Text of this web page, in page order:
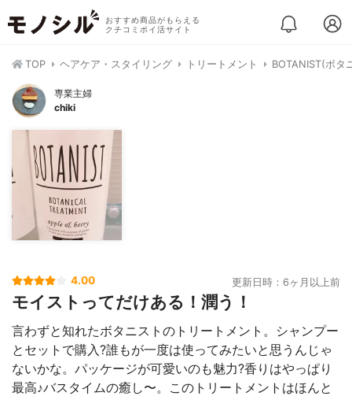
おすすめ商品がもらえる
クチコミポイ活サイト
TOP ヘアケア・スタイリング トリートメント BOTANIST(ボタ
専業主婦
chiki
4.00 更新日時：6ヶ月以上前
モイストってだけある！潤う！
言わずと知れたボタニストのトリートメント。シャンプー
とセットで購入?誰もが一度は使ってみたいと思うんじゃ
ないかな。パッケージが可愛いのも魅力?香りはやっぱり
最高♪バスタイムの癒し〜。このトリートメントはほんと